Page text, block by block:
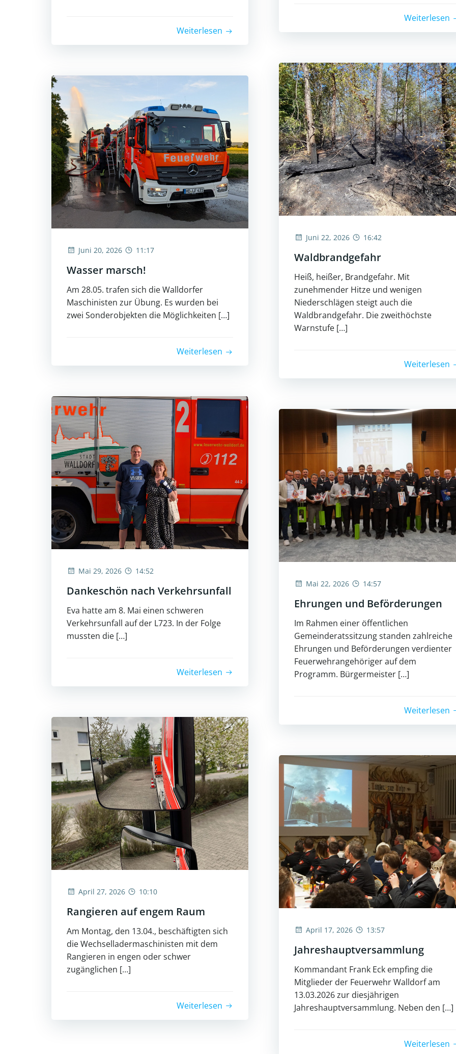
Weiterlesen
Weiterlesen
Juni 22, 2026 16:42
Waldbrandgefahr
Heiß, heißer, Brandgefahr. Mit
zunehmender Hitze und wenigen
Niederschlägen steigt auch die
Waldbrandgefahr. Die zweithöchste
Warnstufe […]
Weiterlesen
Juni 20, 2026 11:17
Wasser marsch!
Am 28.05. trafen sich die Walldorfer
Maschinisten zur Übung. Es wurden bei
zwei Sonderobjekten die Möglichkeiten […]
Weiterlesen
Mai 29, 2026 14:52
Dankeschön nach Verkehrsunfall
Eva hatte am 8. Mai einen schweren
Verkehrsunfall auf der L723. In der Folge
mussten die […]
Weiterlesen
Mai 22, 2026 14:57
Ehrungen und Beförderungen
Im Rahmen einer öffentlichen
Gemeinderatssitzung standen zahlreiche
Ehrungen und Beförderungen verdienter
Feuerwehrangehöriger auf dem
Programm. Bürgermeister […]
Weiterlesen
April 27, 2026 10:10
Rangieren auf engem Raum
Am Montag, den 13.04., beschäftigten sich
die Wechselladermaschinisten mit dem
Rangieren in engen oder schwer
zugänglichen […]
Weiterlesen
April 17, 2026 13:57
Jahreshauptversammlung
Kommandant Frank Eck empfing die
Mitglieder der Feuerwehr Walldorf am
13.03.2026 zur diesjährigen
Jahreshauptversammlung. Neben den […]
Weiterlesen